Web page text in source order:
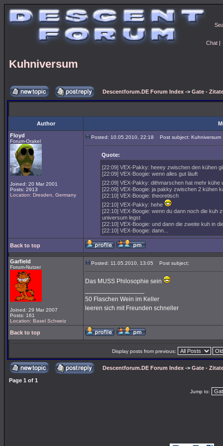
Chat |
Kuhniversum
Descentforum.DE Forum Index -> Gate -
Author
Floyd
Forum-Orakel
Joined: 20 Mar 2001
Posts: 2913
Location: Dresden, Germany
Posted: 10.05.2010, 22:18 Post subject: Kuhniversum
Quote:
[22:09] VEX-Pakky: heeey zwischen den kühen
[22:09] VEX-Boogie: wenn alles gut läuft
[22:09] VEX-Pakky: dithmarschen hat mehr
[22:09] VEX-Boogie: ja pakky zwischen 2 kühen
[22:10] VEX-Boogie: theoretisch
[22:10] VEX-Pakky: hehe
[22:10] VEX-Boogie: wenn du dann noch die kuh
universum legst
[22:10] VEX-Boogie: und dann die zweite kuh in
[22:10] VEX-Boogie: dann...
Back to top
Garfield
Forum-Nutzer
Joined: 29 Mar 2007
Posts: 161
Location: Basel Schweiz
Posted: 11.05.2010, 13:05 Post subject:
Das MUSS Philosophie sein
50 Flaschen Wein im Keller
leeren sich mit Freunden schneller
Back to top
Display posts from previous:
Descentforum.DE Forum Index -> Gate -
Page 1 of 1
Jump to: